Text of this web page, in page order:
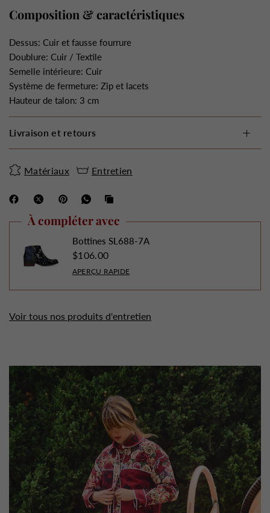
Composition & caractéristiques
Dessus: Cuir et fausse fourrure
Doublure: Cuir / Textile
Semelle intérieure: Cuir
Système de fermeture: Zip et lacets
Hauteur de talon: 3 cm
Livraison et retours
Matériaux Entretien
À compléter avec
Bottines SL688-7A
$106.00
APERÇU RAPIDE
Voir tous nos produits d'entretien